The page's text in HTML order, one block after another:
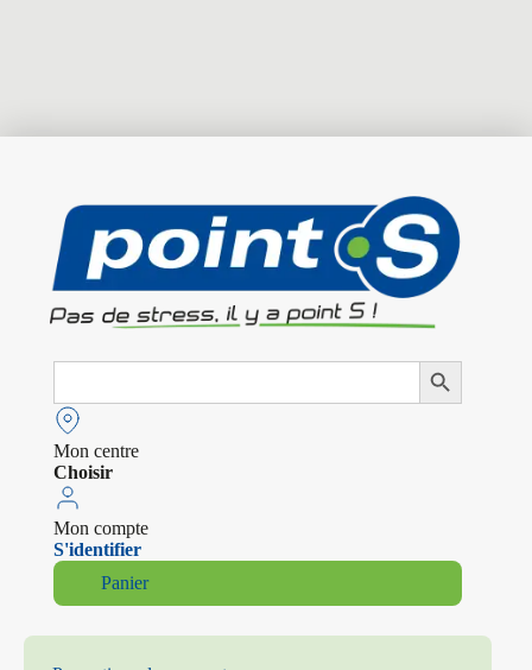
Search
Search Button
Mon centre
Choisir
Mon compte
S'identifier
Panier